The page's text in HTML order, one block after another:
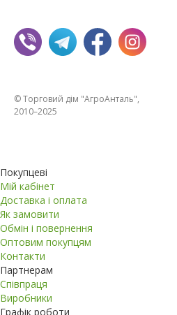
© Торговий дім "АгроАнталь",
2010–2025
Покупцеві
Мій кабінет
Доставка і оплата
Як замовити
Обмін і повернення
Оптовим покупцям
Контакти
Партнерам
Співпраця
Виробники
Графік роботи